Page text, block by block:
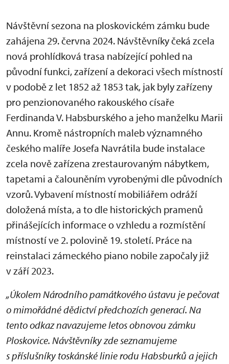
Návštěvní sezona na ploskovickém zámku bude
zahájena 29. června 2024. Návštěvníky čeká zcela
nová prohlídková trasa nabízející pohled na
původní funkci, zařízení a dekoraci všech místností
v podobě z let 1852 až 1853 tak, jak byly zařízeny
pro penzionovaného rakouského císaře
Ferdinanda V. Habsburského a jeho manželku Marii
Annu. Kromě nástropních maleb významného
českého malíře Josefa Navrátila bude instalace
zcela nově zařízena zrestaurovaným nábytkem,
tapetami a čalouněním vyrobenými dle původních
vzorů. Vybavení místností mobiliářem odráží
doložená místa, a to dle historických pramenů
přinášejících informace o vzhledu a rozmístění
místností ve 2. polovině 19. století. Práce na
reinstalaci zámeckého piano nobile započaly již
v září 2023.
„Úkolem Národního památkového ústavu je pečovat
o mimořádné dědictví předchozích generací. Na
tento odkaz navazujeme letos obnovou zámku
Ploskovice. Návštěvníky zde seznamujeme
s příslušníky toskánské linie rodu Habsburků a jejich